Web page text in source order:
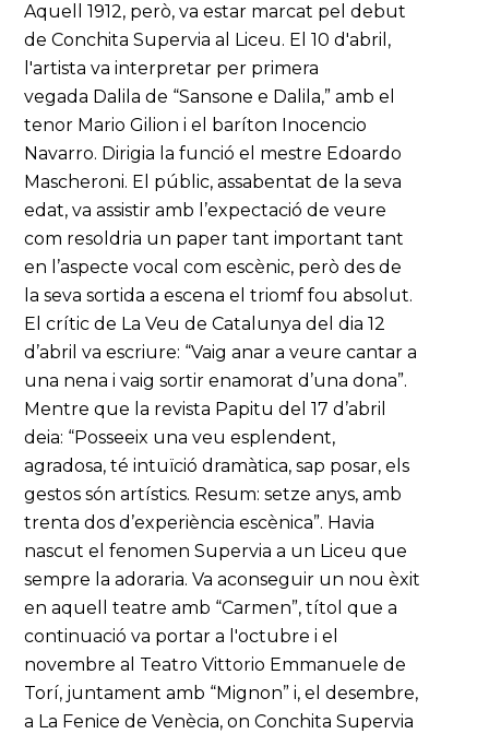
Aquell 1912, però, va estar marcat pel debut
de Conchita Supervia al Liceu. El 10 d'abril,
l'artista va interpretar per primera
vegada Dalila de “Sansone e Dalila,” amb el
tenor Mario Gilion i el baríton Inocencio
Navarro. Dirigia la funció el mestre Edoardo
Mascheroni. El públic, assabentat de la seva
edat, va assistir amb l’expectació de veure
com resoldria un paper tant important tant
en l’aspecte vocal com escènic, però des de
la seva sortida a escena el triomf fou absolut.
El crític de La Veu de Catalunya del dia 12
d’abril va escriure: “Vaig anar a veure cantar a
una nena i vaig sortir enamorat d’una dona”.
Mentre que la revista Papitu del 17 d’abril
deia: “Posseeix una veu esplendent,
agradosa, té intuïció dramàtica, sap posar, els
gestos són artístics. Resum: setze anys, amb
trenta dos d’experiència escènica”. Havia
nascut el fenomen Supervia a un Liceu que
sempre la adoraria. Va aconseguir un nou èxit
en aquell teatre amb “Carmen”, títol que a
continuació va portar a l'octubre i el
novembre al Teatro Vittorio Emmanuele de
Torí, juntament amb “Mignon” i, el desembre,
a La Fenice de Venècia, on Conchita Supervia